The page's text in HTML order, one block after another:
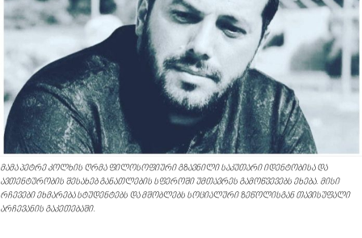
მამა პეტრე კოლხის ღრმა ფილოსოფიური გზავნილი საკუთარი იდენტობისა და
ავთენტურობის შესახებ განათლების სფეროში უმთავრეს გამოწვევებს ეხება. მისი
რჩევები ეხმარება სტუდენტებს და მშობლებს სოციალური ზეწოლისგან თავისუფალი
არჩევანის გაკეთებაში.